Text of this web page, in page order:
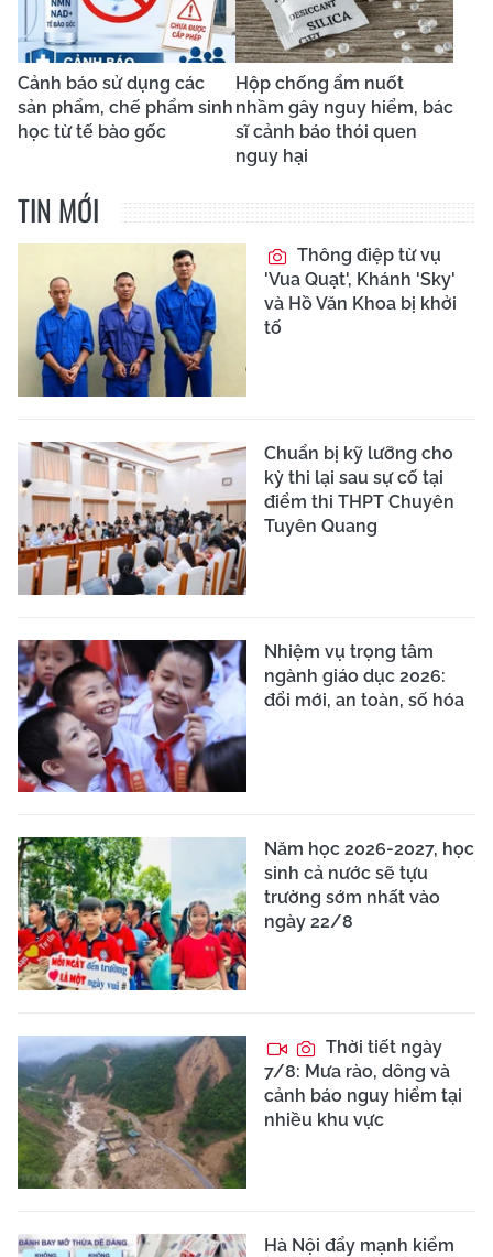
Cảnh báo sử dụng các
sản phẩm, chế phẩm sinh
học từ tế bào gốc
Hộp chống ẩm nuốt
nhầm gây nguy hiểm, bác
sĩ cảnh báo thói quen
nguy hại
TIN MỚI
Thông điệp từ vụ
'Vua Quạt', Khánh 'Sky'
và Hồ Văn Khoa bị khởi
tố
Chuẩn bị kỹ lưỡng cho
kỳ thi lại sau sự cố tại
điểm thi THPT Chuyên
Tuyên Quang
Nhiệm vụ trọng tâm
ngành giáo dục 2026:
đổi mới, an toàn, số hóa
Năm học 2026-2027, học
sinh cả nước sẽ tựu
trường sớm nhất vào
ngày 22/8
Thời tiết ngày
7/8: Mưa rào, dông và
cảnh báo nguy hiểm tại
nhiều khu vực
Hà Nội đẩy mạnh kiểm